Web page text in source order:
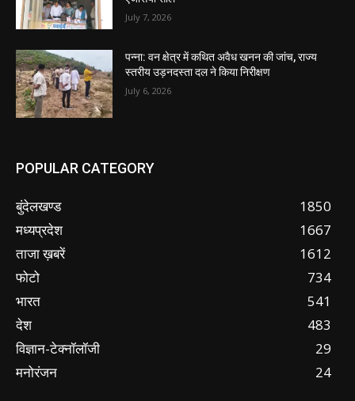
July 7, 2026
पन्ना: वन क्षेत्र में कथित अवैध खनन की जांच, राज्य
स्तरीय उड़नदस्ता दल ने किया निरीक्षण
July 6, 2026
POPULAR CATEGORY
बुंदेलखण्ड
1850
मध्यप्रदेश
1667
ताजा ख़बरें
1612
फोटो
734
भारत
541
देश
483
विज्ञान-टेक्नॉलॉजी
29
मनोरंजन
24